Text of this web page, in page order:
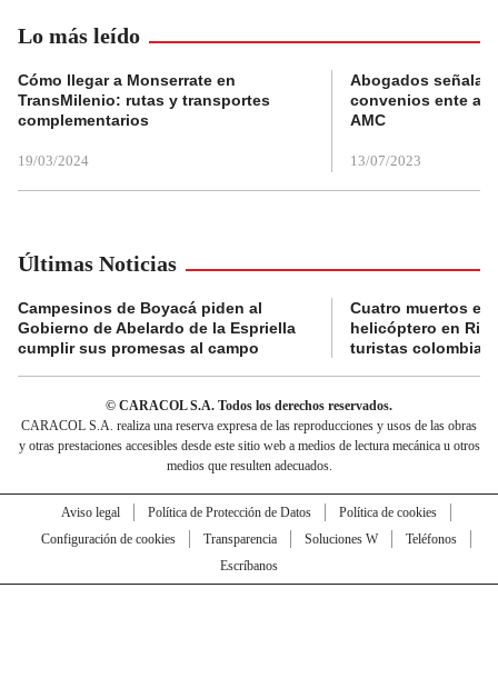
Lo más leído
Cómo llegar a Monserrate en
TransMilenio: rutas y transportes
complementarios
19/03/2024
Abogados
convenios ente
AMC
13/07/2023
Últimas Noticias
Campesinos de Boyacá piden al
Gobierno de Abelardo de la Espriella
cumplir sus promesas al campo
Cuatro muertos en
helicóptero en
turistas
© CARACOL S.A. Todos los derechos reservados.
CARACOL S.A. realiza una reserva expresa de las reproducciones y usos de las obras
y otras prestaciones accesibles desde este sitio web a medios de lectura mecánica u otros
medios que resulten adecuados.
Aviso legal Política de Protección de Datos
Política de cookies
Configuración de cookies
Transparencia Soluciones W
Teléfonos
Escríbanos